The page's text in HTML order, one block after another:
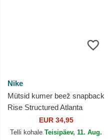
Nike
Mütsid kumer beež snapback
Rise Structured Atlanta
Braves MLB Nike
EUR 34,95
Telli kohale Teisipäev, 11. Aug.